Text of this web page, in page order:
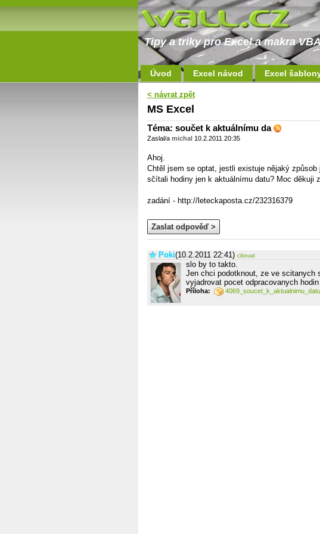
Tipy a triky pro Excel a makra
Úvod Excel návod Excel
< návrat zpět
MS Excel
Téma: součet k aktuálnímu da
Zaslal/a michal 10.2.2011 20:35
Ahoj.
Chtěl jsem se optat, jestli existuje nějaký
sčítali hodiny jen k aktuálnímu datu? Moc děkuji
zadání - http://leteckaposta.cz/232316379
Zaslat odpověď >
Poki(10.2.2011 22:41) citovat
slo by to takto.
Jen chci podotknout, ze ve scitanych
vyjadrovat pocet odpracovanych
Příloha: